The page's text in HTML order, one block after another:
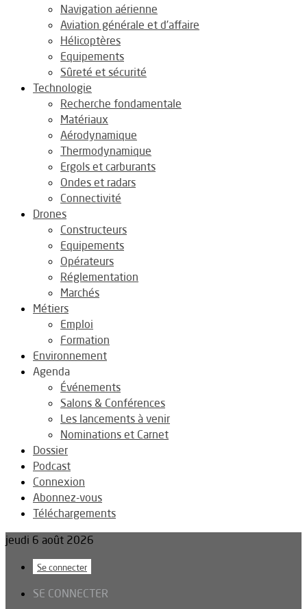
Navigation aérienne
Aviation générale et d’affaire
Hélicoptères
Equipements
Sûreté et sécurité
Technologie
Recherche fondamentale
Matériaux
Aérodynamique
Thermodynamique
Ergols et carburants
Ondes et radars
Connectivité
Drones
Constructeurs
Equipements
Opérateurs
Réglementation
Marchés
Métiers
Emploi
Formation
Environnement
Agenda
Événements
Salons & Conférences
Les lancements à venir
Nominations et Carnet
Dossier
Podcast
Connexion
Abonnez-vous
Téléchargements
jeudi 6 août 2026
Se connecter
SE CONNECTER